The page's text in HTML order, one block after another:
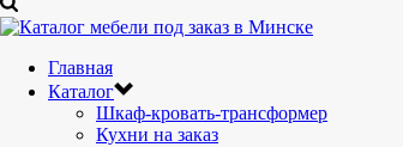
Главная
Каталог
Шкаф-кровать-трансформер
Кухни на заказ